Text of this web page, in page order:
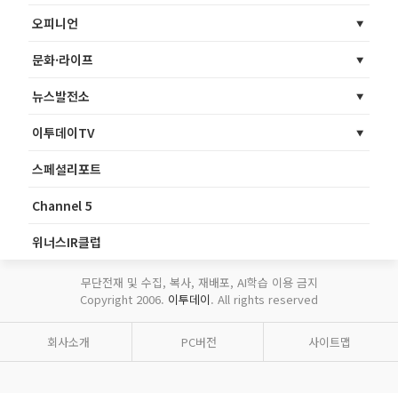
오피니언
문화·라이프
뉴스발전소
이투데이TV
스페셜리포트
Channel 5
위너스IR클럽
무단전재 및 수집, 복사, 재배포, AI학습 이용 금지
Copyright 2006. 이투데이. All rights reserved
회사소개 PC버전 사이트맵